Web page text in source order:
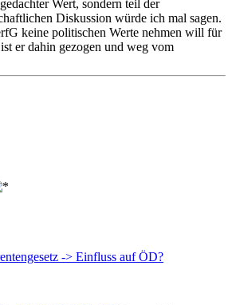
Wert, sondern teil der
Diskussion würde ich mal sagen.
keine politischen Werte nehmen will für
er dahin gezogen und weg vom
-> Einfluss auf ÖD?